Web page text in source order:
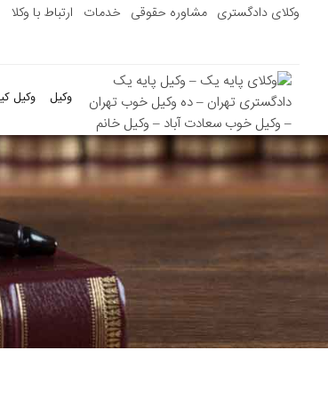
وکلای دادگستری مشاوره حقوقی خدمات ارتباط با وکلا
وکیل وکیل